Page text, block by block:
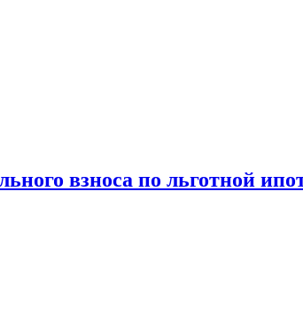
взноса по льготной